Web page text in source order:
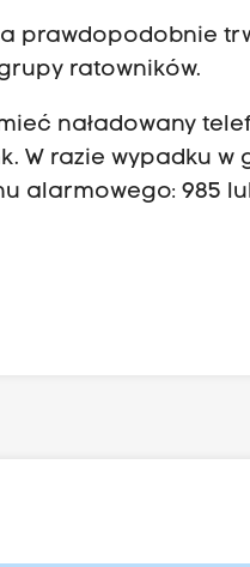
prawdopodobnie
ratowników.
naładowany
W razie wypadku
alarmowego: 985